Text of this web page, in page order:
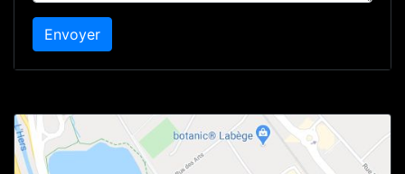
Envoyer